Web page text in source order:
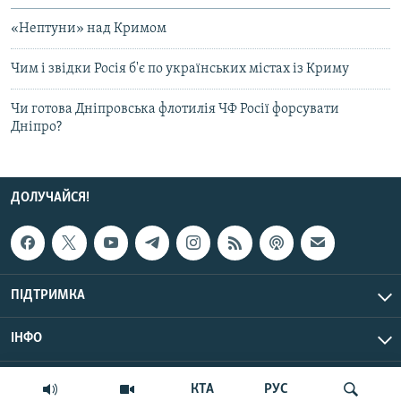
КТА РУС
«Нептуни» над Кримом
Чим і звідки Росія б'є по українських містах із Криму
Чи готова Дніпровська флотилія ЧФ Росії форсувати
Дніпро?
ДОЛУЧАЙСЯ!
ПІДТРИМКА
ІНФО
© Крим.Реалії, 2026 | Усі права застережено.